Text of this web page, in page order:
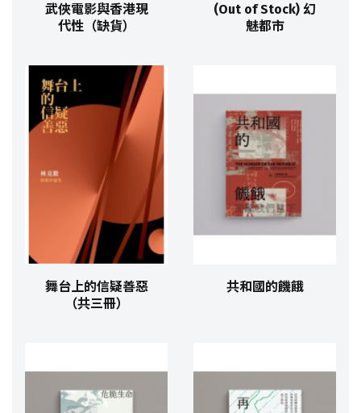
武俠電影與香港現
代性（缺貨）
(Out of Stock) 幻
魅都市
舞台上的信疑善惡
（共三冊）
共和國的饑餓